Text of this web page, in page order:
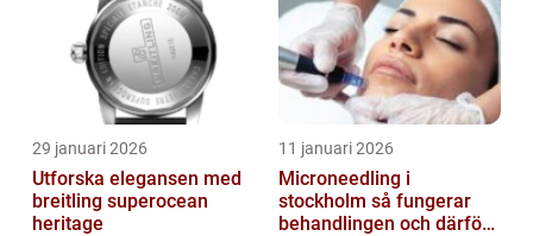
29 januari 2026
Utforska elegansen med
breitling superocean
heritage
11 januari 2026
Microneedling i
stockholm så fungerar
behandlingen och därför